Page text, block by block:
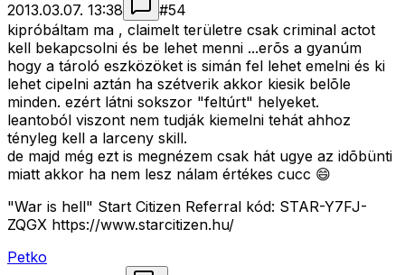
2013.03.07. 13:38 #54
kipróbáltam ma , claimelt területre csak criminal actot
kell bekapcsolni és be lehet menni ...erõs a gyanúm
hogy a tároló eszközöket is simán fel lehet emelni és ki
lehet cipelni aztán ha szétverik akkor kiesik belõle
minden. ezért látni sokszor "feltúrt" helyeket.
leantoból viszont nem tudják kiemelni tehát ahhoz
tényleg kell a larceny skill.
de majd még ezt is megnézem csak hát ugye az idõbünti
miatt akkor ha nem lesz nálam értékes cucc 😄
"War is hell" Start Citizen Referral kód: STAR-Y7FJ-
ZQGX https://www.starcitizen.hu/
Petko